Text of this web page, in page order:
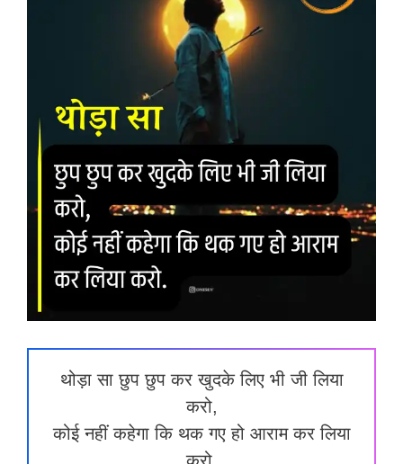
थोड़ा सा छुप छुप कर खुदके लिए भी जी लिया
करो,
कोई नहीं कहेगा कि थक गए हो आराम कर लिया